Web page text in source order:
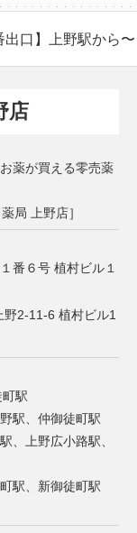
口】上野駅から〜
店
薬が買える零売薬
局 上野店］
番６号 植村ビル１
2-11-6 植村ビル1
町駅
駅、仲御徒町駅
、上野広小路駅、
駅、新御徒町駅